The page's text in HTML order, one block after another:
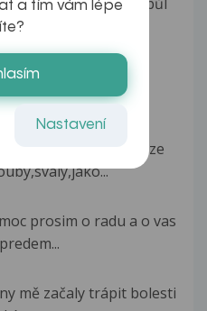
prosím o radu. Před půl
jsem se strasne
te doby...
problem s tim,ze
prosim o radu a o vas
mě začaly trápit bolesti
a tím vám lépe
Nastavení